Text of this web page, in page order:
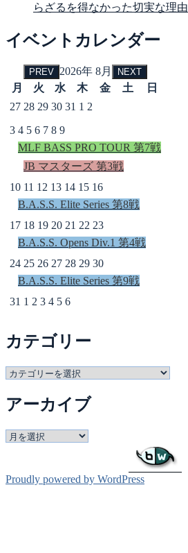
らざるを得なかった切実な理由
イベントカレンダー
PREV 2026年 8月 NEXT
月 火 水 木 金 土
日
27 28 29 30 31 1 2
3 4 5 6 7 8 9
MLF BASS PRO TOUR 第7戦
JB マスターズ 第3戦
10 11 12 13 14 15 16
B.A.S.S. Elite Series 第8戦
17 18 19 20 21 22 23
B.A.S.S. Opens Div.1 第4戦
24 25 26 27 28 29 30
B.A.S.S. Elite Series 第9戦
31 1 2 3 4 5 6
カテゴリー
カ
ゴ
ー
アーカイブ
ア
イ
Proudly powered by WordPress